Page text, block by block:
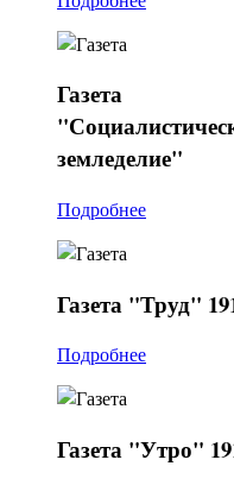
Газета
земледелие"
Подробнее
Газета "Труд"
Подробнее
Газета "Утро"